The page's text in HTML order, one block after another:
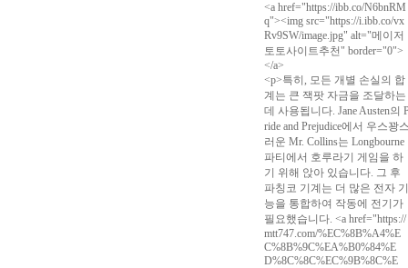
<a href="https://ibb.co/N6bnRM
q"><img src="https://i.ibb.co/vx
Rv9SW/image.jpg" alt="메이저
토토사이트추천" border="0">
</a>
<p>특히, 모든 개별 손실의 합
계는 큰 잭팟 자금을 조달하는
데 사용됩니다. Jane Austen의
ride and Prejudice에서 우스꽝
러운 Mr. Collins는 Longbourne
파티에서 호루라기 게임을 하
기 위해 앉아 있습니다. 그 후
파칭코 기계는 더 많은 전자 기
능을 통합하여 작동에 전기가
필요했습니다. <a href="https://
mtt747.com/%EC%8B%A4%E
C%8B%9C%EA%B0%84%E
D%8C%8C%EC%9B%8C%E